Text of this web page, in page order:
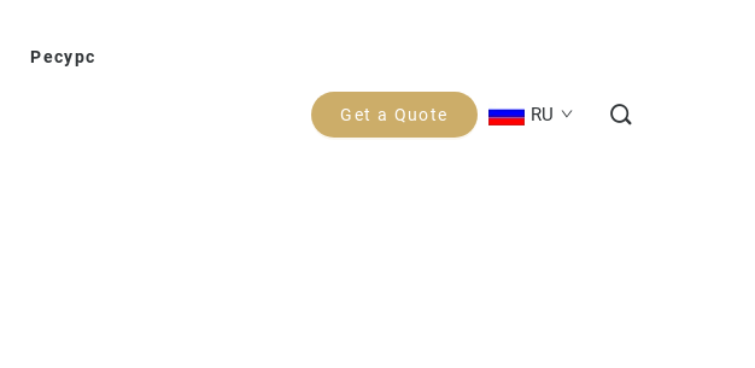
Ресурс
Get a Quote RU